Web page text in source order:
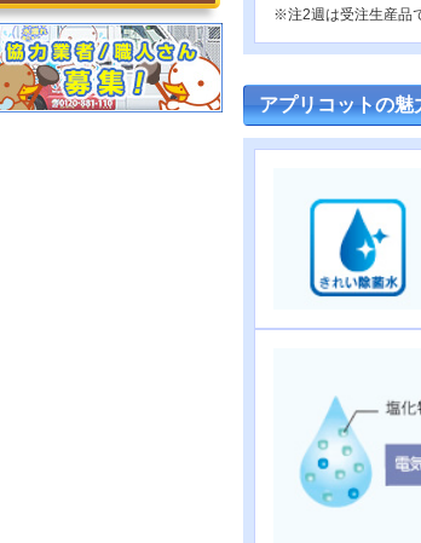
※注2週は受注生産品
アプリコットの魅